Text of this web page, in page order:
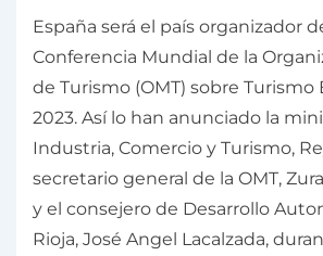
España será el país organizador
Conferencia Mundial de la
de Turismo (OMT) sobre Turismo
2023. Así lo han anunciado la
Industria, Comercio y Turismo,
secretario general de la OMT,
y el consejero de Desarrollo
Rioja, José Angel Lacalzada,